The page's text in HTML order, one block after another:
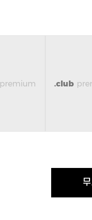
premium .club